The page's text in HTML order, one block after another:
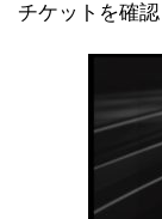
チケットを確